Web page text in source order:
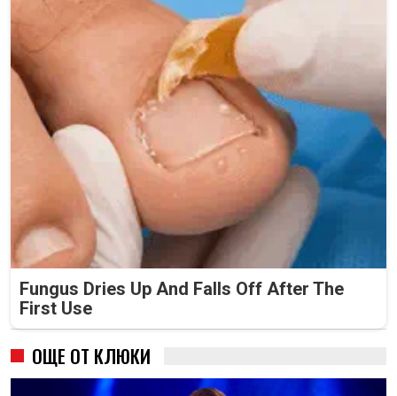
Fungus Dries Up And Falls Off After The
First Use
ОЩЕ ОТ КЛЮКИ